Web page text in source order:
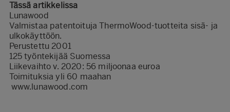
Tässä artikkelissa
Lunawood
Valmistaa patentoituja ThermoWood-tuotteita sisä- ja
ulkokäyttöön.
Perustettu 2001
125 työntekijää Suomessa
Liikevaihto v. 2020: 56 miljoonaa euroa
Toimituksia yli 60 maahan
www.lunawood.com